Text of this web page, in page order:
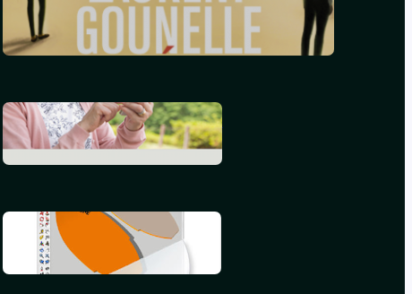
Le réveil – Laurent Gounelle
mars 17, 2024
L’informatique en 2015
septembre 25, 2015
Mon deuxième iBook
juillet 16, 2015